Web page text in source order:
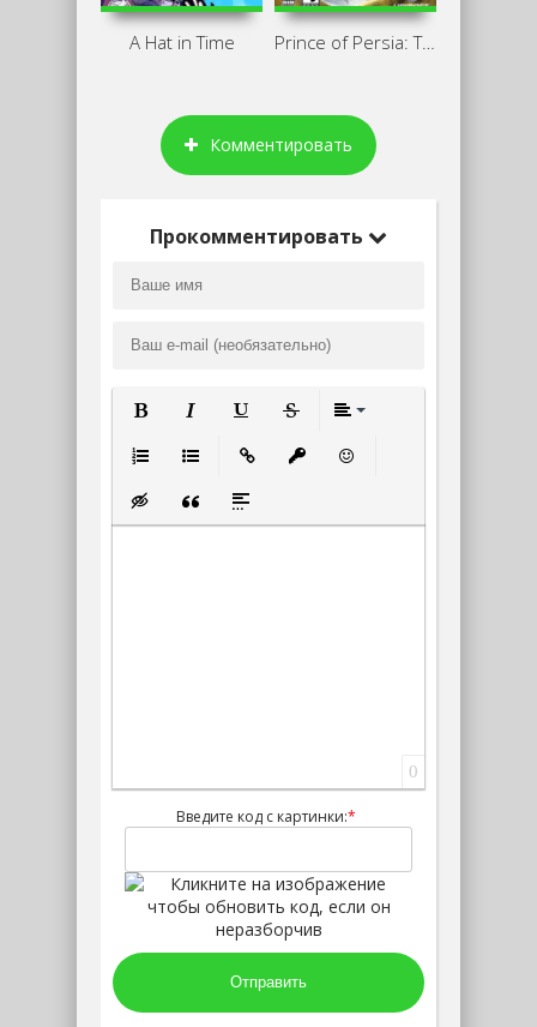
A Hat in Time Prince of Persia: The Sands of Time
Комментировать
Прокомментировать
Нумерованный список
Вставка скрытого текста
Вставка цитаты
Вставка спойлера
0
Введите код с картинки:*
Отправить